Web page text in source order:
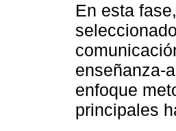
En esta
enseñanza-
enfoque
principales